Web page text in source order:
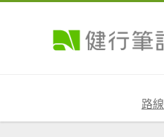
路線